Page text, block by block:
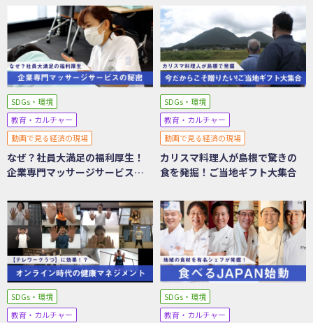
SDGs・環境
教育・カルチャー
動画で見る経済の現場
なぜ？社員大満足の福利厚生！
企業専門マッサージサービスの
SDGs・環境
教育・カルチャー
動画で見る経済の現場
カリスマ料理人が島根で驚きの
食を発掘！ご当地ギフト大集合
SDGs・環境
教育・カルチャー
SDGs・環境
教育・カルチャー